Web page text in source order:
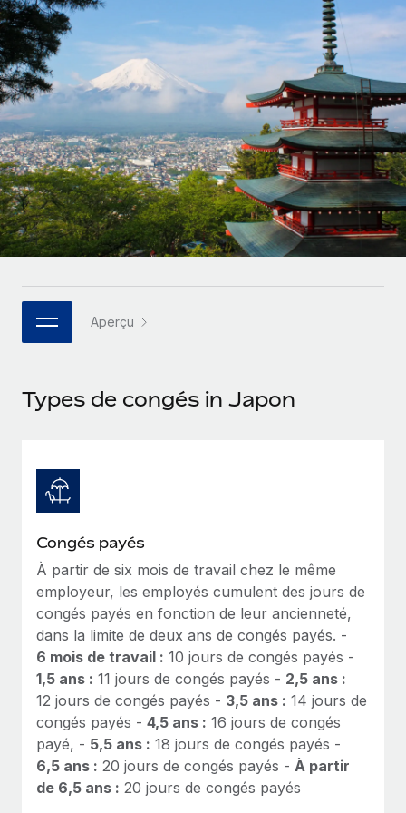
Gestion des freelances
Intégrez et gérez vos freelances partout dans le monde
PEO
Sous-traitez les opérations complexes liées à l’emploi
INFRASTRUCTURE
Intégration Remote
Intégrez vos RH aux flux de travail en toute simplicité
Plateforme
Connecter
Nouveau
Connectez n'importe quel outil d’IA à Remote grâce à
notre MCP
Intégrations
SERVICES
Demandez aux experts
Recevez des conseils d’experts sur les RH à
l’international et la conformité
Contrôles d’antécédents
Simplifiez vos processus de présélection des
candidats
Remote Watchtower
Gardez un temps d’avance sur les risques en
matière de conformité
Gestion des appareils
Achetez et suivez vos équipements informatiques
Comparer Remote
Examinez notre service par rapport aux autres
CROISSANCE
Start-ups
Des solutions agiles et internationales pour les RH et la
paie des entreprises en pleine croissance
Entreprises intermédiaires
Développez vos équipes avec des solutions RH sur
mesure
Entreprise
Les RH à l’international pour les grandes entreprises
Partenaires stratégiques de la tech
Remote Build
Conseil en intégrations et automatisations assistées par
ÉTUDES DE CAS
Comment Weaviate, l'as de l'IA, a développé
ses effectifs de 120 % avec Remote
Weaviate en bref Weaviate crée des infrastructures open
source et AI-first. Sa mission est...
En savoir plus
pays
Calculateur de paiement des freelances
Découvrez les devises disponibles et les vitesses de
paiement pour vos freelances internationaux
APPRENDRE AVEC REMOTE
Recherche et guides
Études de cas
Checklists et modèles
Descriptions de postes
Événements
Données sur les salaires et les talents
Obtenir de l’aide
Voir toutes les ressources
BLOG
Paie multipays
EOR et PEO
Gestion des freelances
Taxes
Nederlands
Français
Deutsch
Español
Italiano
Português (Portugal)
日本語
한국어
Connexion
Aperçu
Types de congés in Japon
Congés payés
À partir de six mois de travail chez le même
employeur, les employés cumulent des jours de
congés payés en fonction de leur ancienneté,
dans la limite de deux ans de congés payés. -
6 mois de travail : 10 jours de congés payés -
1,5 ans : 11 jours de congés payés - 2,5 ans :
12 jours de congés payés - 3,5 ans : 14 jours de
congés payés - 4,5 ans : 16 jours de congés
payé, - 5,5 ans : 18 jours de congés payés -
6,5 ans : 20 jours de congés payés - À partir
de 6,5 ans : 20 jours de congés payés